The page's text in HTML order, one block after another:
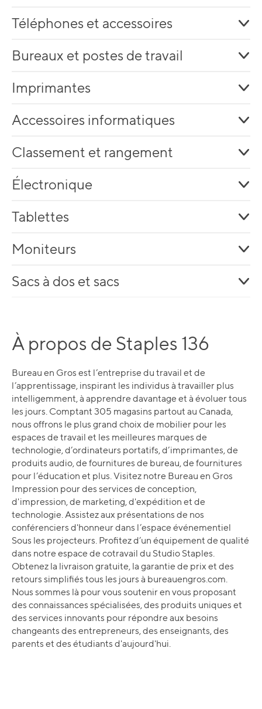
Téléphones et accessoires
Bureaux et postes de travail
Imprimantes
Accessoires informatiques
Classement et rangement
Électronique
Tablettes
Moniteurs
Sacs à dos et sacs
À propos de Staples 136
Bureau en Gros est l’entreprise du travail et de
l’apprentissage, inspirant les individus à travailler plus
intelligemment, à apprendre davantage et à évoluer tous
les jours. Comptant 305 magasins partout au Canada,
nous offrons le plus grand choix de mobilier pour les
espaces de travail et les meilleures marques de
technologie, d’ordinateurs portatifs, d’imprimantes, de
produits audio, de fournitures de bureau, de fournitures
pour l’éducation et plus. Visitez notre Bureau en Gros
Impression pour des services de conception,
d'impression, de marketing, d'expédition et de
technologie. Assistez aux présentations de nos
conférenciers d'honneur dans l’espace événementiel
Sous les projecteurs. Profitez d’un équipement de qualité
dans notre espace de cotravail du Studio Staples.
Obtenez la livraison gratuite, la garantie de prix et des
retours simplifiés tous les jours à bureauengros.com.
Nous sommes là pour vous soutenir en vous proposant
des connaissances spécialisées, des produits uniques et
des services innovants pour répondre aux besoins
changeants des entrepreneurs, des enseignants, des
parents et des étudiants d'aujourd'hui.